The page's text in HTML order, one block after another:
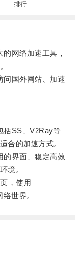
排行
网络加速工具，
国外网站、加速
SS、V2Ray等
合的加速方式。
界面、稳定高效
境。
，使用
世界。